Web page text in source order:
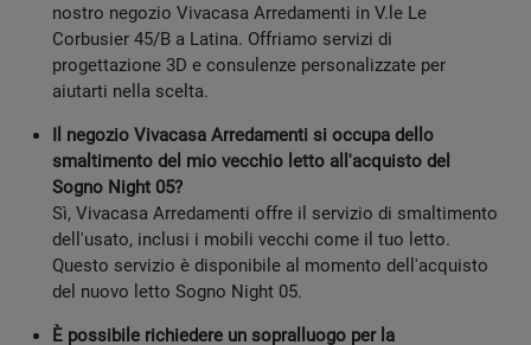
nostro negozio Vivacasa Arredamenti in V.le Le
Corbusier 45/B a Latina. Offriamo servizi di
progettazione 3D e consulenze personalizzate per
aiutarti nella scelta.
Il negozio Vivacasa Arredamenti si occupa dello
smaltimento del mio vecchio letto all'acquisto del
Sogno Night 05?
Sì, Vivacasa Arredamenti offre il servizio di smaltimento
dell'usato, inclusi i mobili vecchi come il tuo letto.
Questo servizio è disponibile al momento dell'acquisto
del nuovo letto Sogno Night 05.
È possibile richiedere un sopralluogo per la